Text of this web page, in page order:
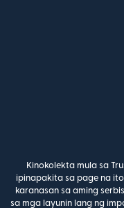
Kinokolekta mula sa
ipinapakita sa page na
karanasan sa aming
sa mga layunin lang ng